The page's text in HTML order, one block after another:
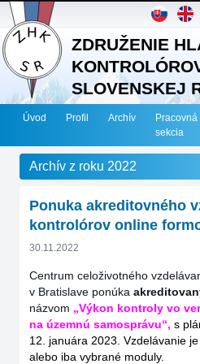
ZDRUŽENIE
SLOVENSKEJ
Úvod Profil Archív
Pracovná
sekcia
Archív z roku 2022
Ponuka akreditovného
kontrolórov online
30.11.2022
Centrum celoživotného
v Bratislave ponúka
názvom „Výkon kontroly vo
na územnú samosprávu“, s
12. januára 2023. Vzdelávanie
alebo iba vybrané moduly.